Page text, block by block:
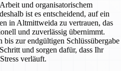
und organisatorischem
ist es entscheidend, auf ein
in Altmittweida zu vertrauen, das
und zuverlässig übernimmt.
bis zur endgültigen Schlüssübergabe
und sorgen dafür, dass Ihr
verläuft.